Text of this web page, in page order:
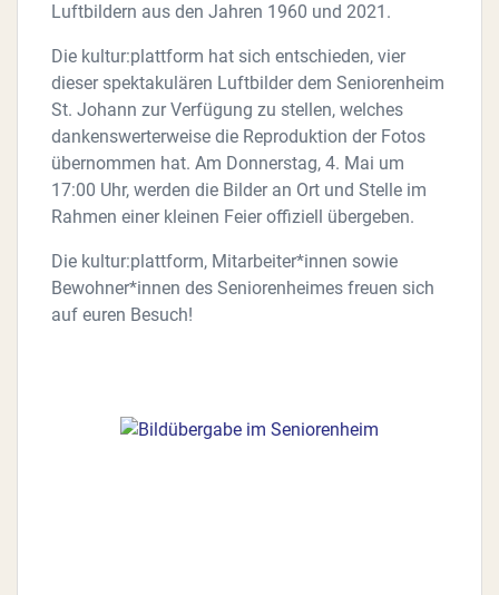
Luftbildern aus den Jahren 1960 und 2021.
Die kultur:plattform hat sich entschieden, vier
dieser spektakulären Luftbilder dem Seniorenheim
St. Johann zur Verfügung zu stellen, welches
dankenswerterweise die Reproduktion der Fotos
übernommen hat. Am Donnerstag, 4. Mai um
17:00 Uhr, werden die Bilder an Ort und Stelle im
Rahmen einer kleinen Feier offiziell übergeben.
Die kultur:plattform, Mitarbeiter*innen sowie
Bewohner*innen des Seniorenheimes freuen sich
auf euren Besuch!